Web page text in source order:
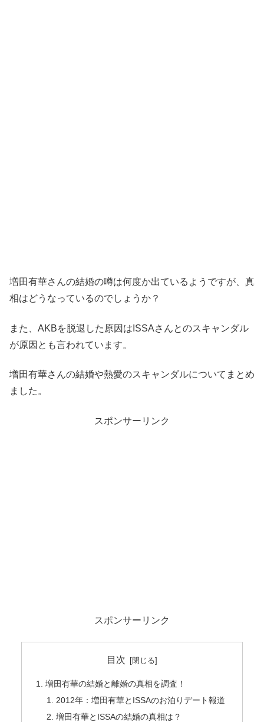
増田有華さんの結婚の噂は何度か出ているようですが、真
相はどうなっているのでしょうか？
また、AKBを脱退した原因はISSAさんとのスキャンダル
が原因とも言われています。
増田有華さんの結婚や熱愛のスキャンダルについてまとめ
ました。
スポンサーリンク
スポンサーリンク
目次
増田有華の結婚と離婚の真相を調査！
2012年：増田有華とISSAのお泊りデート報道
増田有華とISSAの結婚の真相は？